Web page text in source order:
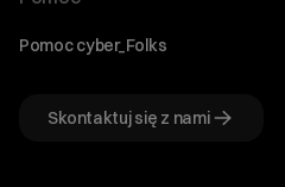
Pomoc cyber_Folks
Skontaktuj się z nami